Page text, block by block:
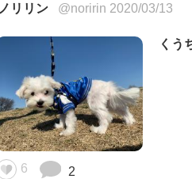
ノリリン @noririn 2020/03/13
くう
6 2